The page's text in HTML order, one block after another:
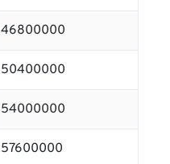
46800000
50400000
54000000
57600000